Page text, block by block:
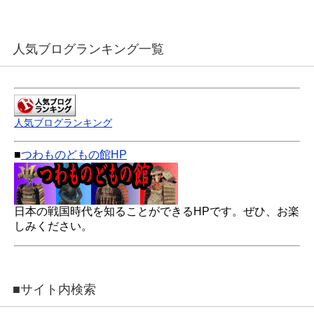
人気ブログランキング一覧
人気ブログランキング
■つわものどもの館HP
日本の戦国時代を知ることができるHPです。ぜひ、お楽
しみください。
■サイト内検索